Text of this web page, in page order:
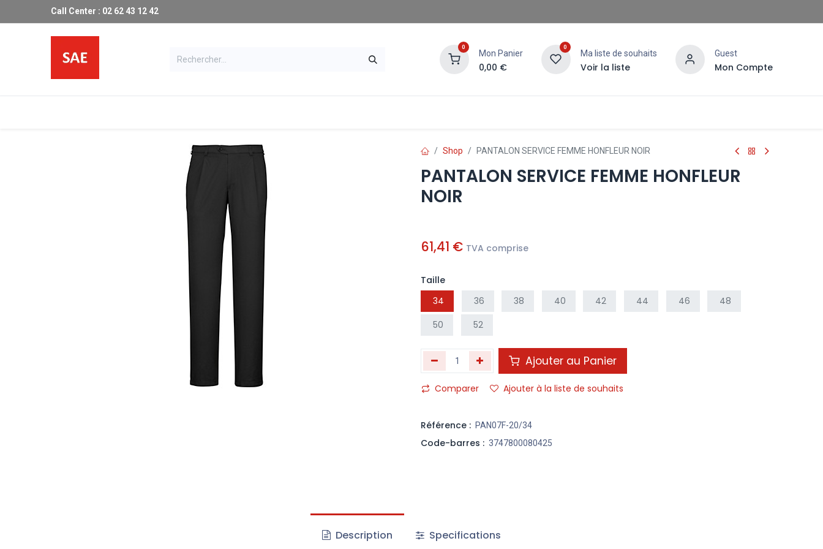
Call Center : 02 62 43 12 42
0
Mon Panier
0,00 €
0
Ma liste de souhaits
Voir la liste
Guest
Mon Compte
Shop PANTALON SERVICE FEMME HONFLEUR NOIR
PANTALON SERVICE FEMME HONFLEUR
NOIR
61,41 € TVA comprise
Taille
34
36 38 40 42 44 46
48
50
52
Ajouter au Panier
Comparer Ajouter à la liste de souhaits
Référence : PAN07F-20/34
Code-barres : 3747800080425
Description Specifications